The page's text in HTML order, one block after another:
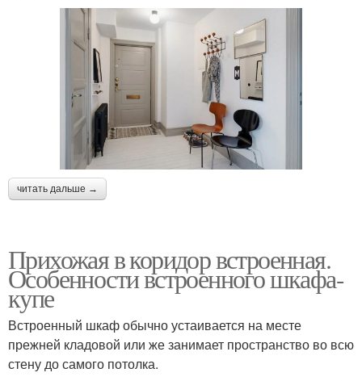
читать дальше →
Прихожая в коридор встроенная.
Особенности встроенного шкафа-
купе
Встроенный шкаф обычно устаивается на месте
прежней кладовой или же занимает пространство во всю
стену до самого потолка.